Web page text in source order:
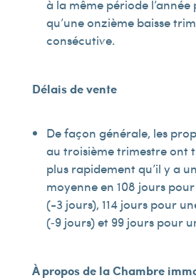
à la même période
qu’une onzième baisse
consécutive.
Délais de vente
De façon générale, les
au troisième trimestre ont
plus rapidement qu’il y a
moyenne en 108 jours
(-3 jours), 114 jours pour
(‑9 jours) et 99 jours pour
À propos de la Chambre